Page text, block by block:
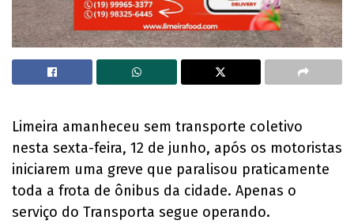
Limeira amanheceu sem transporte coletivo
nesta sexta-feira, 12 de junho, após os motoristas
iniciarem uma greve que paralisou praticamente
toda a frota de ônibus da cidade. Apenas o
serviço do Transporta segue operando.